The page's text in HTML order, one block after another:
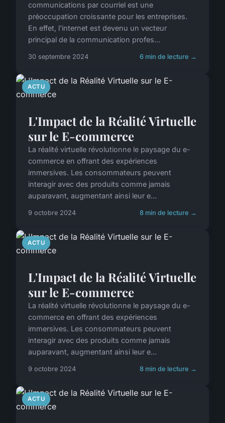
communications par courriel est une
préoccupation croissante pour les entreprises.
En effet, l'internet est devenu un vecteur
principal de la communication profes...
30 septembre 2024 6 min de lecture →
ACTU
L'Impact de la Réalité Virtuelle
sur le E-commerce
La réalité virtuelle révolutionne le paysage du e-
commerce en offrant des expériences
immersives. Les consommateurs peuvent
interagir avec des produits comme jamais
auparavant, augmentant ainsi leur e...
9 octobre 2024 8 min de lecture →
ACTU
L'Impact de la Réalité Virtuelle
sur le E-commerce
La réalité virtuelle révolutionne le paysage du e-
commerce en offrant des expériences
immersives. Les consommateurs peuvent
interagir avec des produits comme jamais
auparavant, augmentant ainsi leur e...
9 octobre 2024 8 min de lecture →
ACTU